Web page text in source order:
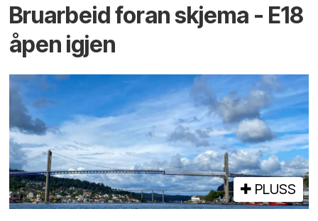
Bruarbeid foran skjema - E18
åpen igjen
PLUSS